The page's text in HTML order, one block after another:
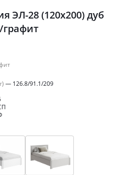
ЭЛ-28 (120х200) дуб
графит
— 126.8/91.1/209